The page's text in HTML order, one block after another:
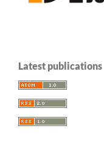
Latest publications